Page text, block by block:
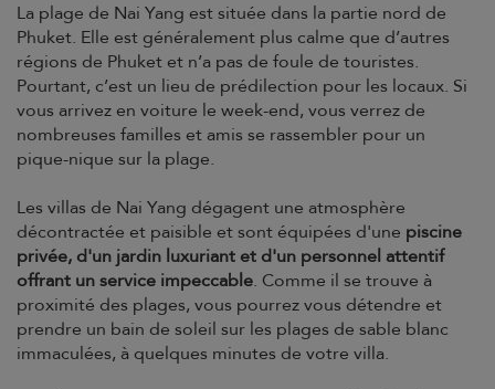
La plage de Nai Yang est située dans la partie nord de
Phuket. Elle est généralement plus calme que d’autres
régions de Phuket et n’a pas de foule de touristes.
Pourtant, c’est un lieu de prédilection pour les locaux. Si
vous arrivez en voiture le week-end, vous verrez de
nombreuses familles et amis se rassembler pour un
pique-nique sur la plage.
Les villas de Nai Yang dégagent une atmosphère
décontractée et paisible et sont équipées d'une piscine
privée, d'un jardin luxuriant et d'un personnel attentif
offrant un service impeccable. Comme il se trouve à
proximité des plages, vous pourrez vous détendre et
prendre un bain de soleil sur les plages de sable blanc
immaculées, à quelques minutes de votre villa.